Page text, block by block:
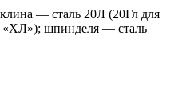
— сталь 20Л (20Гл для
«ХЛ»); шпинделя — сталь